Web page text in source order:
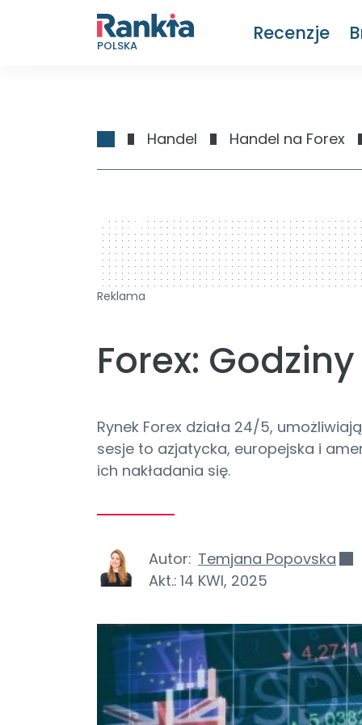
POLSKA
Recenzje
Handel Handel na Forex
728 x 90
Reklama
Forex:
Rynek Forex działa 24/5,
sesje to azjatycka, europejska i
ich nakładania się.
Autor: Temjana Popovska
Akt.: 14 KWI, 2025